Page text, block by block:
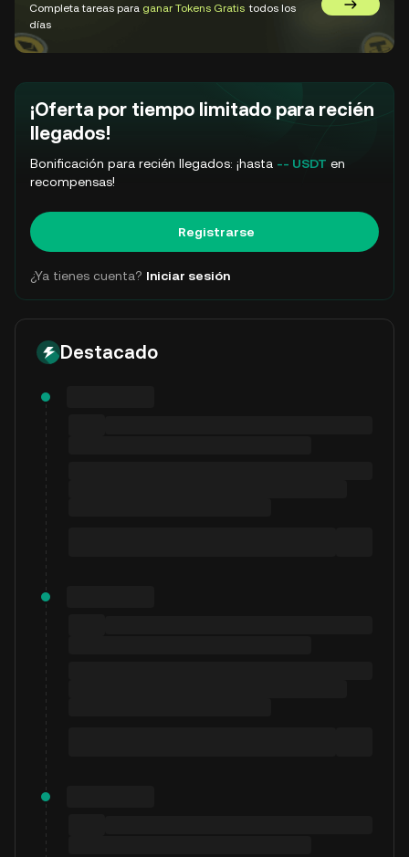
Completa tareas para ganar Tokens Gratis todos los
días
Ir a
¡Oferta por tiempo limitado para recién
llegados!
Bonificación para recién llegados: ¡hasta -- USDT en
recompensas!
Registrarse
¿Ya tienes cuenta? Iniciar sesión
Destacado